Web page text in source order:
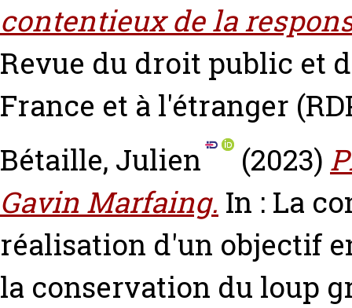
contentieux de la
Revue du droit public et
France et à l'étranger
Bétaille, Julien
(2023)
Gavin Marfaing. In : La
réalisation d'un objectif
la conservation du loup